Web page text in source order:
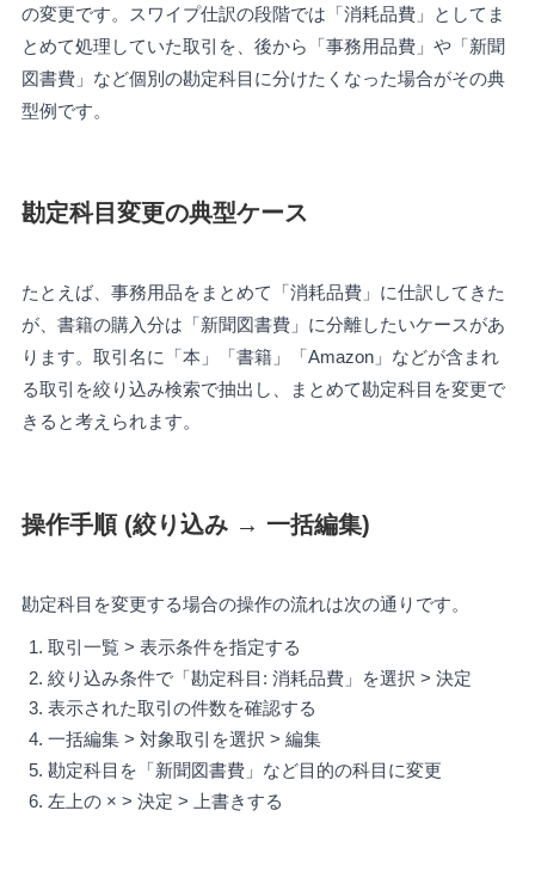
の変更です。スワイプ仕訳の段階では「消耗品費」としてま
とめて処理していた取引を、後から「事務用品費」や「新聞
図書費」など個別の勘定科目に分けたくなった場合がその典
型例です。
勘定科目変更の典型ケース
たとえば、事務用品をまとめて「消耗品費」に仕訳してきた
が、書籍の購入分は「新聞図書費」に分離したいケースがあ
ります。取引名に「本」「書籍」「Amazon」などが含まれ
る取引を絞り込み検索で抽出し、まとめて勘定科目を変更で
きると考えられます。
操作手順 (絞り込み → 一括編集)
勘定科目を変更する場合の操作の流れは次の通りです。
取引一覧 > 表示条件を指定する
絞り込み条件で「勘定科目: 消耗品費」を選択 > 決定
表示された取引の件数を確認する
一括編集 > 対象取引を選択 > 編集
勘定科目を「新聞図書費」など目的の科目に変更
左上の × > 決定 > 上書きする